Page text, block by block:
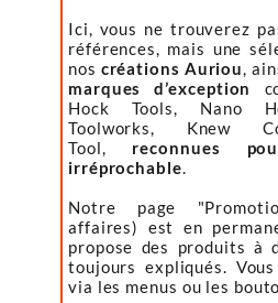
Ici, vous ne trouverez
références, mais une
nos créations Auriou,
marques d’exception
Hock Tools, Nano
Toolworks, Knew
Tool, reconnues
irréprochable.
Notre page
affaires) est en
propose des produits à
toujours expliqués.
via les menus ou les